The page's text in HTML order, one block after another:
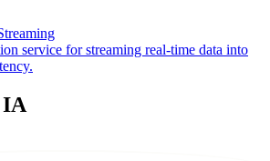
service for streaming real-time data into
IA